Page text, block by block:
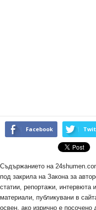
Facebook
Съдържанието на
под закрила на Закона за
статии, репортажи, интервюта
материали, публикувани в
освен, ако изрично е посочено